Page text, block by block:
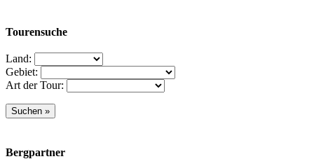
Tourensuche
Land:
Gebiet:
Art der Tour:
Bergpartner